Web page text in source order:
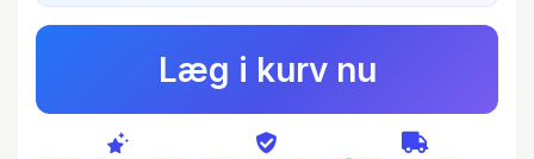
æbleskrog og nyser meget højlydt.
De faglige referencer i historien tages op i
slutningen af bogen, og der er tilhørende
tegnesider, hvor man lærer at tegne atomer.
Læg i kurv nu